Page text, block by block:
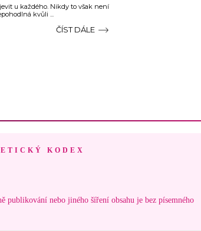
u každého. Nikdy to však není
kvůli ...
ČÍST DÁLE
ETICKÝ KODEX
publikování nebo jiného šíření obsahu je bez písemného